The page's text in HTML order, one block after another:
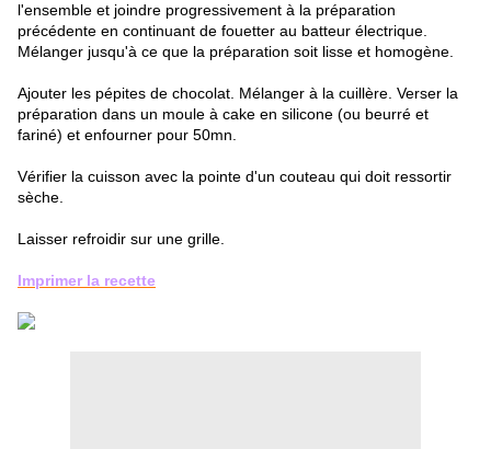
l'ensemble et joindre progressivement à la préparation
précédente en continuant de fouetter au batteur électrique.
Mélanger jusqu'à ce que la préparation soit lisse et homogène.
Ajouter les pépites de chocolat. Mélanger à la cuillère. Verser la
préparation dans un moule à cake en silicone (ou beurré et
fariné) et enfourner pour 50mn.
Vérifier la cuisson avec la pointe d'un couteau qui doit ressortir
sèche.
Laisser refroidir sur une grille.
Imprimer la recette